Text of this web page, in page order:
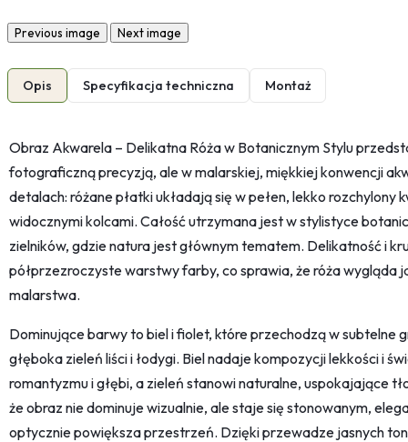
Previous image Next image
Opis Specyfikacja techniczna Montaż
Obraz Akwarela – Delikatna Róża w Botanicznym Stylu
fotograficzną precyzją, ale w malarskiej, miękkiej konwencji
detalach: różane płatki układają się w pełen, lekko rozchylony
widocznymi kolcami. Całość utrzymana jest w stylistyce
zielników, gdzie natura jest głównym tematem. Delikatność i
półprzezroczyste warstwy farby, co sprawia, że róża wygląda
malarstwa.
Dominujące barwy to biel i fiolet, które przechodzą w subtelne
głęboka zieleń liści i łodygi. Biel nadaje kompozycji lekkości i
romantyzmu i głębi, a zieleń stanowi naturalne, uspokajające
że obraz nie dominuje wizualnie, ale staje się stonowanym,
optycznie powiększa przestrzeń. Dzięki przewadze jasnych